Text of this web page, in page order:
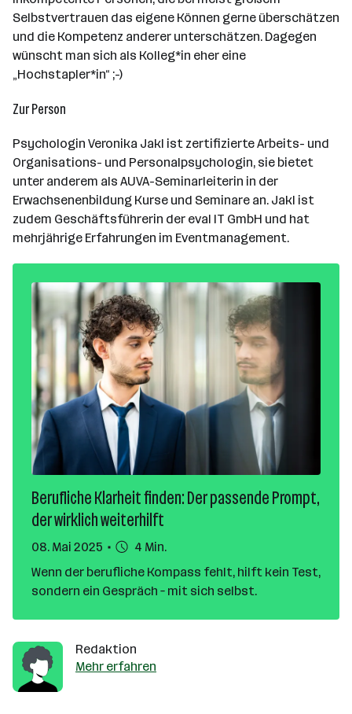
Selbstvertrauen das eigene Können gerne überschätzen
und die Kompetenz anderer unterschätzen. Dagegen
wünscht man sich als Kolleg*in eher eine
„Hochstapler*in“ ;-)
Zur Person
Psychologin Veronika Jakl ist zertifizierte Arbeits- und
Organisations- und Personalpsychologin, sie bietet
unter anderem als AUVA-Seminarleiterin in der
Erwachsenenbildung Kurse und Seminare an. Jakl ist
zudem Geschäftsführerin der eval IT GmbH und hat
mehrjährige Erfahrungen im Eventmanagement.
Berufliche Klarheit finden: Der passende Prompt,
der wirklich weiterhilft
08. Mai 2025
4 Min.
Wenn der berufliche Kompass fehlt, hilft kein Test,
sondern ein Gespräch – mit sich selbst.
Redaktion
Mehr erfahren